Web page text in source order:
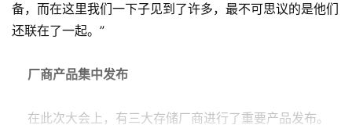
备，而在这里我们一下子见到了许多，最不可思议的是他们
还联在了一起。”
厂商产品集中发布
在此次大会上，有三大存储厂商进行了重要产品发布。